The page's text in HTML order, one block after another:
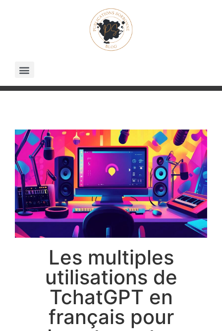
Les multiples
utilisations de
TchatGPT en
français pour